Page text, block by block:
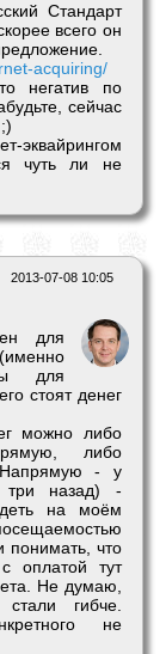
Стандарт
всего он
acquiring/
негатив по
сейчас
чуть ли не
2013-07-08 10:05
для
для
стоят денег
можно либо
либо
Напрямую - у
три назад) -
на моём
понимать, что
оплатой тут
Не думаю,
гибче.
не